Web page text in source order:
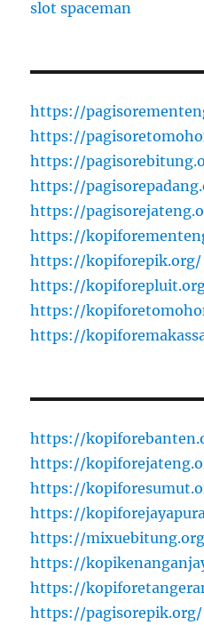
slot spaceman
https://
https://
https://
https://
https://
https://
https://kopiforepik.org/
https://
https://
https://
https://
https://
https://
https://
https://
https://
https://
https://pagisorepik.org/